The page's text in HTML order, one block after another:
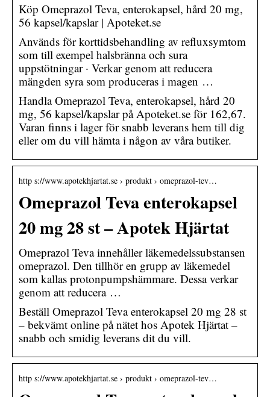
Köp Omeprazol Teva, enterokapsel, hård 20 mg,
56 kapsel/kapslar | Apoteket.se
Används för korttidsbehandling av refluxsymtom
som till exempel halsbränna och sura
uppstötningar · Verkar genom att reducera
mängden syra som produceras i magen …
Handla Omeprazol Teva, enterokapsel, hård 20
mg, 56 kapsel/kapslar på Apoteket.se för 162,67.
Varan finns i lager för snabb leverans hem till dig
eller om du vill hämta i någon av våra butiker.
http s://www.apotekhjartat.se › produkt › omeprazol-tev…
Omeprazol Teva enterokapsel
20 mg 28 st – Apotek Hjärtat
Omeprazol Teva innehåller läkemedelssubstansen
omeprazol. Den tillhör en grupp av läkemedel
som kallas protonpumpshämmare. Dessa verkar
genom att reducera …
Beställ Omeprazol Teva enterokapsel 20 mg 28 st
– bekvämt online på nätet hos Apotek Hjärtat –
snabb och smidig leverans dit du vill.
http s://www.apotekhjartat.se › produkt › omeprazol-tev…